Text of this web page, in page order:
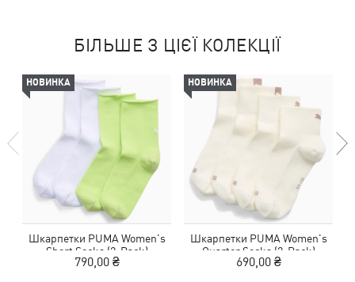
БІЛЬШЕ З ЦІЄЇ КОЛЕКЦІЇ
НОВИНКА
Шкарпетки PUMA Women's
Short Socks (2-Pack)
790,00 ₴
НОВИНКА
Шкарпетки PUMA Women's
Quarter Socks (2-Pack)
690,00 ₴